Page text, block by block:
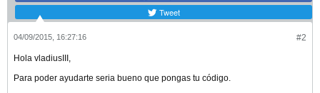
Tweet
#2
04/09/2015, 16:27:16
Hola vladiusIII,
Para poder ayudarte seria bueno que pongas tu código.